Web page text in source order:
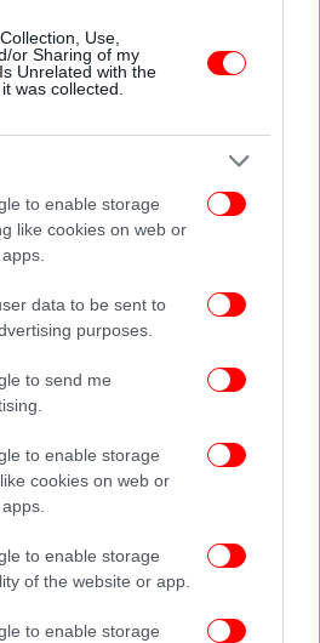
Use,
or Sharing of my
Unrelated with the
was collected.
to enable storage
like cookies on web or
data to be sent to
purposes.
to send me
to enable storage
cookies on web or
to enable storage
of the website or app.
to enable storage
τρισεκατομμυριούχος
συγκρίσεις
η περιουσία της Τέιλορ
το Forbes